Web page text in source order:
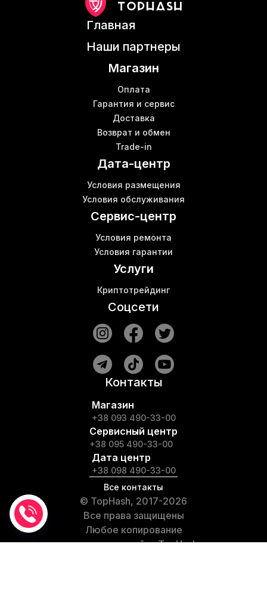
Антмайнер s19 цена
Whatsminer m50 цена
Wifi роутеры цены
Купить wi fi роутер в Киеве
Asic криптовалюты
Асики для майнинга цена
Запчасти для майнинга
Водяное охлаждение asic
Главная
Наши партнеры
Магазин
Оплата
Гарантия и сервис
Доставка
Возврат и обмен
Trade-in
Дата-центр
Условия размещения
Условия обслуживания
Сервис-центр
Условия ремонта
Условия гарантии
Услуги
Криптотрейдинг
Соцсети
Контакты
Магазин
+38 093 490-33-00
Сервисный центр
+38 095 490-33-00
Дата центр
+38 098 490-33-00
Все контакты
© TopHash, 2017-2026
Все права защищены
Любое копирование
материалов сайта TopHash